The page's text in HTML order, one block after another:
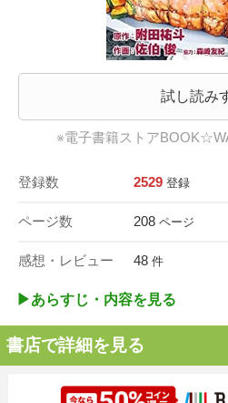
試し読み
※電子書籍ストア
登録数 2529 登録
ページ数 208 ページ
感想・レビュー 48 件
▶︎あらすじ・内容を見る
書店で詳細を見る